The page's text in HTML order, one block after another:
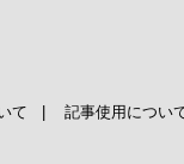
て | 記事使用につい